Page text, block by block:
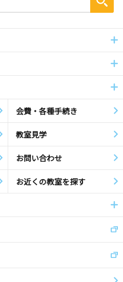
会費・各種手続き
教室見学
お問い合わせ
お近くの教室を探す